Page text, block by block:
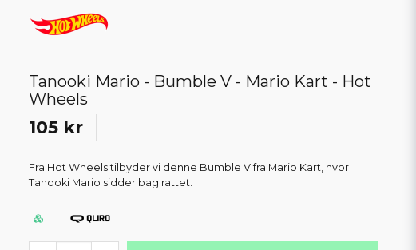
Tanooki Mario - Bumble V - Mario Kart - Hot
Wheels
105 kr
Fra Hot Wheels tilbyder vi denne Bumble V fra Mario Kart, hvor
Tanooki Mario sidder bag rattet.